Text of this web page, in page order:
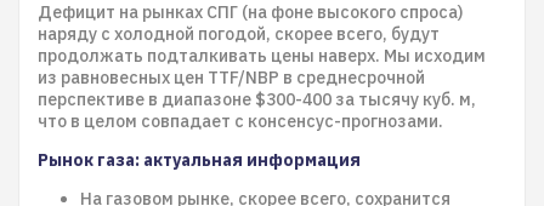
Дефицит на рынках СПГ (на фоне высокого спроса)
наряду с холодной погодой, скорее всего, будут
продолжать подталкивать цены наверх. Мы исходим
из равновесных цен TTF/NBP в среднесрочной
перспективе в диапазоне $300-400 за тысячу куб. м,
что в целом совпадает с консенсус-прогнозами.
Рынок газа: актуальная информация
На газовом рынке, скорее всего, сохранится